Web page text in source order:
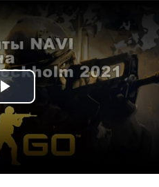
Play Video